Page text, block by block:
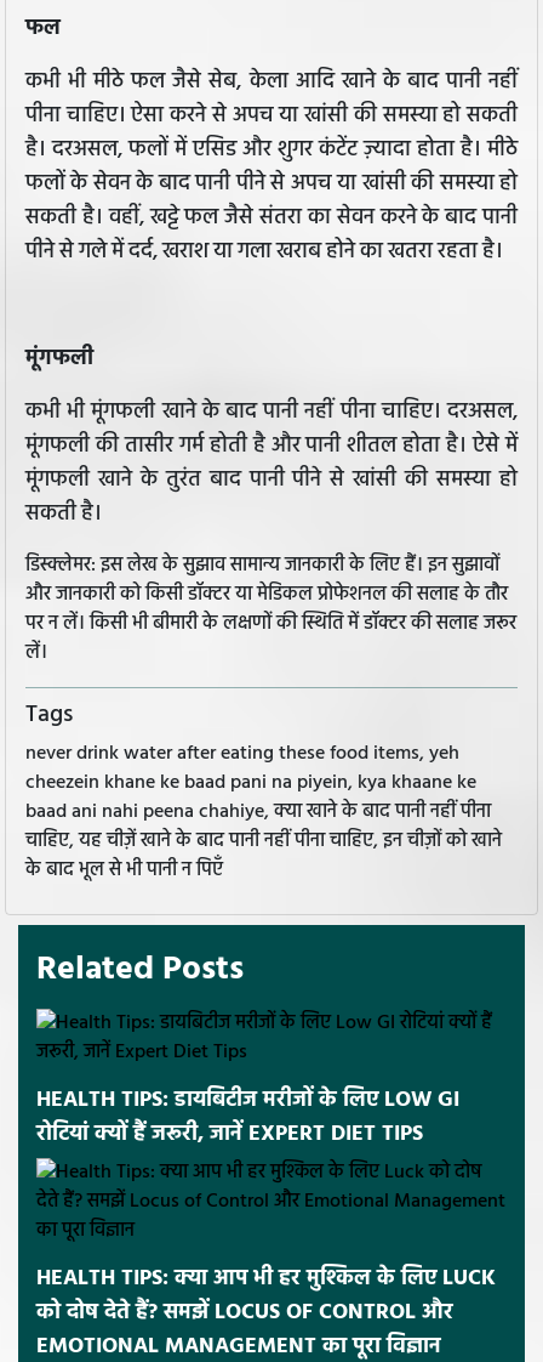
फल
कभी भी मीठे फल जैसे सेब, केला आदि खाने के बाद पानी नहीं
पीना चाहिए। ऐसा करने से अपच या खांसी की समस्या हो सकती
है। दरअसल, फलों में एसिड और शुगर कंटेंट ज़्यादा होता है। मीठे
फलों के सेवन के बाद पानी पीने से अपच या खांसी की समस्या हो
सकती है। वहीं, खट्टे फल जैसे संतरा का सेवन करने के बाद पानी
पीने से गले में दर्द, खराश या गला खराब होने का खतरा रहता है।
मूंगफली
कभी भी मूंगफली खाने के बाद पानी नहीं पीना चाहिए। दरअसल,
मूंगफली की तासीर गर्म होती है और पानी शीतल होता है। ऐसे में
मूंगफली खाने के तुरंत बाद पानी पीने से खांसी की समस्या हो
सकती है।
डिस्क्लेमर: इस लेख के सुझाव सामान्य जानकारी के लिए हैं। इन सुझावों
और जानकारी को किसी डॉक्टर या मेडिकल प्रोफेशनल की सलाह के तौर
पर न लें। किसी भी बीमारी के लक्षणों की स्थिति में डॉक्टर की सलाह जरूर
लें।
Tags
never drink water after eating these food items, yeh
cheezein khane ke baad pani na piyein, kya khaane ke
baad ani nahi peena chahiye, क्या खाने के बाद पानी नहीं पीना
चाहिए, यह चीज़ें खाने के बाद पानी नहीं पीना चाहिए, इन चीज़ों को खाने
के बाद भूल से भी पानी न पिएँ
Related Posts
HEALTH TIPS: डायबिटीज मरीजों के लिए LOW GI
रोटियां क्यों हैं जरूरी, जानें EXPERT DIET TIPS
HEALTH TIPS: क्या आप भी हर मुश्किल के लिए LUCK
को दोष देते हैं? समझें LOCUS OF CONTROL और
EMOTIONAL MANAGEMENT का पूरा विज्ञान